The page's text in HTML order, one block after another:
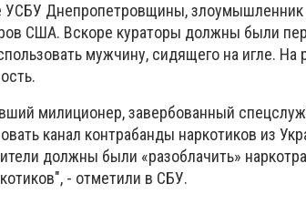
УСБУ Днепропетровщины, злоумышленник
США. Вскоре кураторы должны были
мужчину, сидящего на игле. На
милиционер, завербованный
канал контрабанды наркотиков из
должны были «разоблачить»
- отметили в СБУ.